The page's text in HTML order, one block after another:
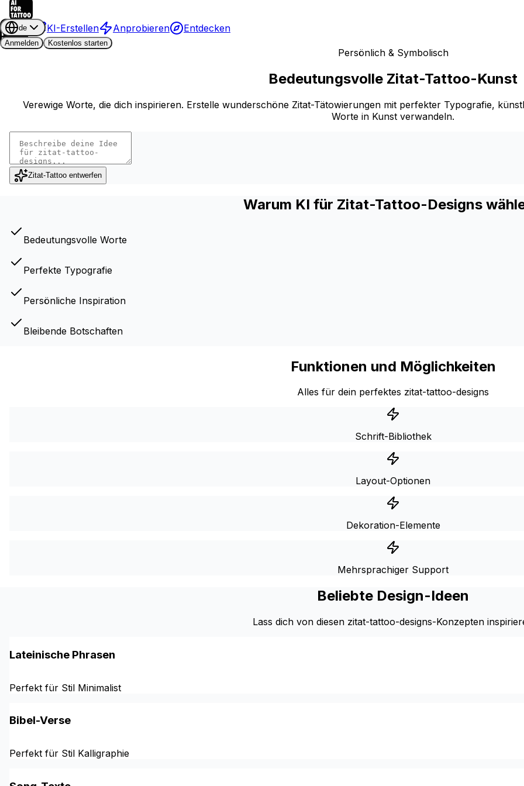
KI-Erstellen Anprobieren Entdecken
de
Anmelden
Kostenlos starten
Persönlich & Symbolisch
Bedeutungsvolle Zitat-Tattoo-Kunst
Verewige Worte, die dich inspirieren. Erstelle wunderschöne Zitat-Tätowierungen mit perfekter Typografie,
Worte in Kunst verwandeln.
Zitat-Tattoo entwerfen
Warum KI für Zitat-Tattoo-Designs
Bedeutungsvolle Worte
Perfekte Typografie
Persönliche Inspiration
Bleibende Botschaften
Funktionen und Möglichkeiten
Alles für dein perfektes zitat-tattoo-designs
Schrift-Bibliothek
Layout-Optionen
Dekoration-Elemente
Mehrsprachiger Support
Beliebte Design-Ideen
Lass dich von diesen zitat-tattoo-designs-Konzepten
Lateinische Phrasen
Perfekt für Stil Minimalist
Bibel-Verse
Perfekt für Stil Kalligraphie